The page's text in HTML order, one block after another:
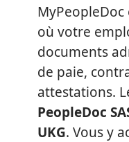
où votre
documents
de paie,
attestations.
PeopleDoc
UKG. Vous y